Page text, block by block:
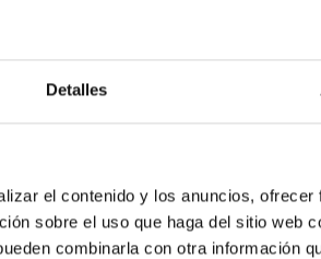
Detalles
el contenido y los anuncios,
sobre el uso que haga del sitio web
combinarla con otra información
la
bajo el acuerdo número
ECN, ESCP Europe, IAC, IGB,
de la Noche de la Junta de
la retransmisión del portal web
el Consorci de Serveis Universitaris